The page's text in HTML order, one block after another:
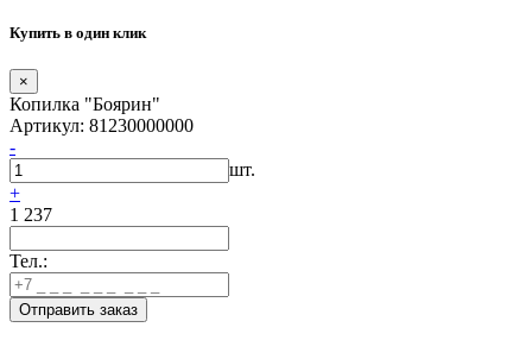
Купить в один клик
×
Копилка "Боярин"
Артикул: 81230000000
-
шт.
+
1 237
Тел.: